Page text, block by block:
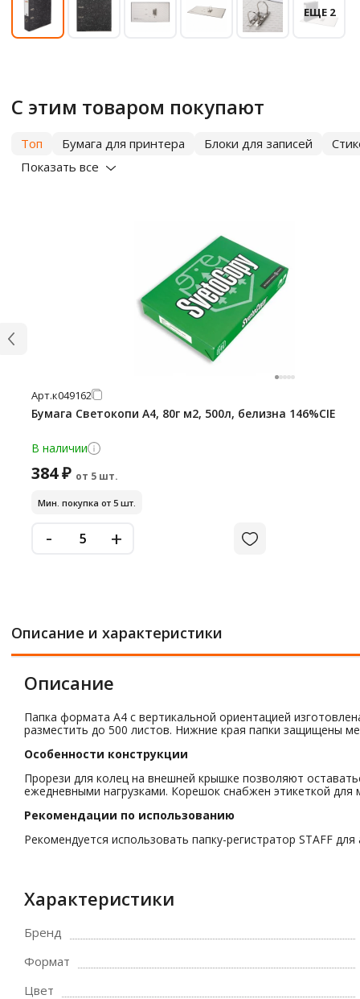
ЕЩЕ 2
С этим товаром покупают
Топ Бумага для принтера Блоки для записей
Показать все
Арт.к049162
Бумага Светокопи А4, 80г м2, 500л, белизна 146%CIE
В наличии
384 ₽ от 5 шт.
Мин. покупка от 5 шт.
- +
Описание и характеристики
Описание
Папка формата А4 с вертикальной ориентацией
разместить до 500 листов. Нижние края папки защищены
Особенности конструкции
Прорези для колец на внешней крышке позволяют
ежедневными нагрузками. Корешок снабжен этикеткой
Рекомендации по использованию
Рекомендуется использовать папку-регистратор STAFF
Характеристики
Бренд
Формат
Цвет